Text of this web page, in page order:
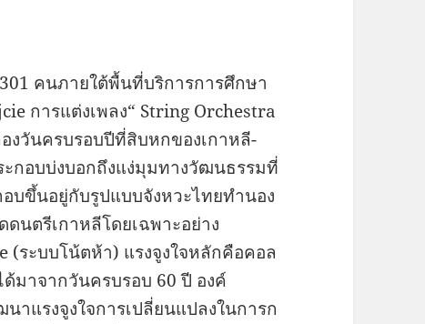
คนภายใต้พื้นที่บริการการศึกษา
การแต่งเพลง“ String Orchestra
งวันครบรอบปีที่สิบหกของเกาหลี-
กอบบ่งบอกถึงแง่มุมทางวัฒนธรรมที่
บขึ้นอยู่กับรูปแบบจังหวะไทยทำนอง
นตรีเกาหลีโดยเฉพาะอย่าง
(ระบบโน้ตห้า) แรงจูงใจหลักคือคอล
มาจากวันครบรอบ 60 ปี องค์
าแรงจูงใจการเปลี่ยนแปลงในการก